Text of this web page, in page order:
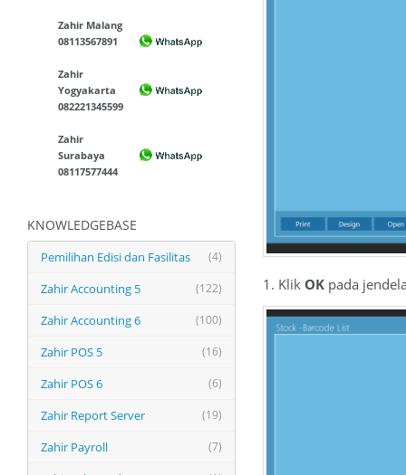
Zahir Malang
08113567891
Zahir
Yogyakarta
082221345599
Zahir
Surabaya
08117577444
KNOWLEDGEBASE
(4)
Pemilihan Edisi dan Fasilitas
(122)
Zahir Accounting 5
(100)
Zahir Accounting 6
(16)
Zahir POS 5
(6)
Zahir POS 6
(19)
Zahir Report Server
(7)
Zahir Payroll
1. Klik OK pada